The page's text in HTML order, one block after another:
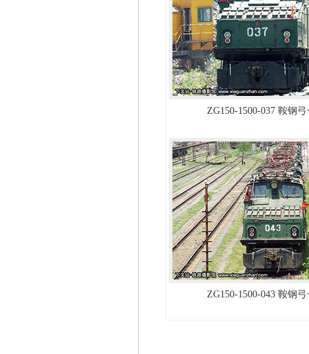
ZG150-1500-037 鞍钢
ZG150-1500-043 鞍钢